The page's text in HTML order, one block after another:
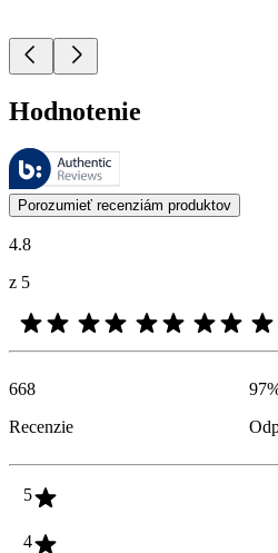
Hodnotenie
Tieto recenzie spravuje Bazaarvoice
Zákaznícke recenzie vo forme
Porozumieť recenziám produktov
4.8
z 5
668
Recenzie
97
5
4